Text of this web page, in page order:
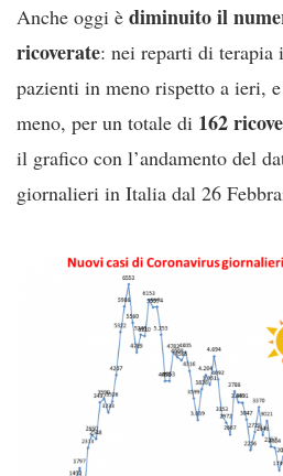
Anche oggi è diminuito il
ricoverate: nei reparti di terapia
pazienti in meno rispetto a ieri,
meno, per un totale di 162
il grafico con l’andamento del
giornalieri in Italia dal 26